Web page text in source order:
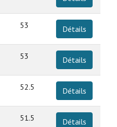
53 Détails
53 Détails
52.5 Détails
51.5 Détails